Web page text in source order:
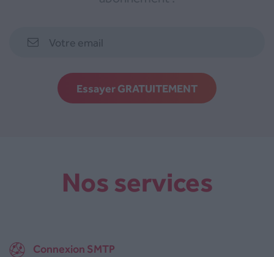
Essayer GRATUITEMENT
Nos services
Connexion SMTP